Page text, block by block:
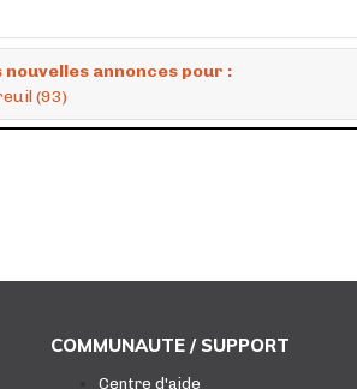
annonces pour :
(93)
COMMUNAUTE / SUPPORT
Centre d'aide